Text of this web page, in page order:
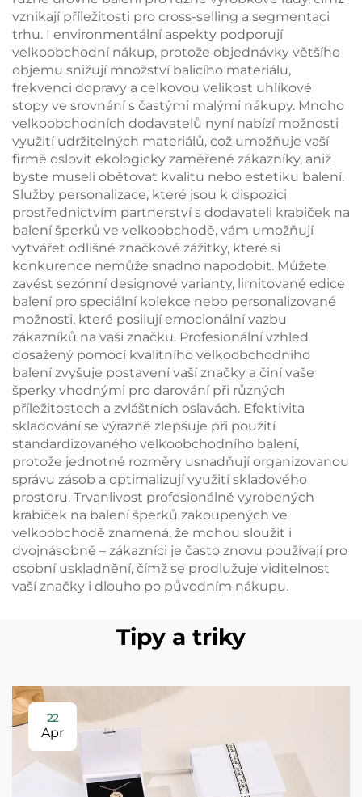
vznikají příležitosti pro cross-selling a segmentaci
trhu. I environmentální aspekty podporují
velkoobchodní nákup, protože objednávky většího
objemu snižují množství balicího materiálu,
frekvenci dopravy a celkovou velikost uhlíkové
stopy ve srovnání s častými malými nákupy. Mnoho
velkoobchodních dodavatelů nyní nabízí možnosti
využití udržitelných materiálů, což umožňuje vaší
firmě oslovit ekologicky zaměřené zákazníky, aniž
byste museli obětovat kvalitu nebo estetiku balení.
Služby personalizace, které jsou k dispozici
prostřednictvím partnerství s dodavateli krabiček na
balení šperků ve velkoobchodě, vám umožňují
vytvářet odlišné značkové zážitky, které si
konkurence nemůže snadno napodobit. Můžete
zavést sezónní designové varianty, limitované edice
balení pro speciální kolekce nebo personalizované
možnosti, které posilují emocionální vazbu
zákazníků na vaši značku. Profesionální vzhled
dosažený pomocí kvalitního velkoobchodního
balení zvyšuje postavení vaší značky a činí vaše
šperky vhodnými pro darování při různých
příležitostech a zvláštních oslavách. Efektivita
skladování se výrazně zlepšuje při použití
standardizovaného velkoobchodního balení,
protože jednotné rozměry usnadňují organizovanou
správu zásob a optimalizují využití skladového
prostoru. Trvanlivost profesionálně vyrobených
krabiček na balení šperků zakoupených ve
velkoobchodě znamená, že mohou sloužit i
dvojnásobně – zákazníci je často znovu používají pro
osobní uskladnění, čímž se prodlužuje viditelnost
vaší značky i dlouho po původním nákupu.
Tipy a triky
22
Apr